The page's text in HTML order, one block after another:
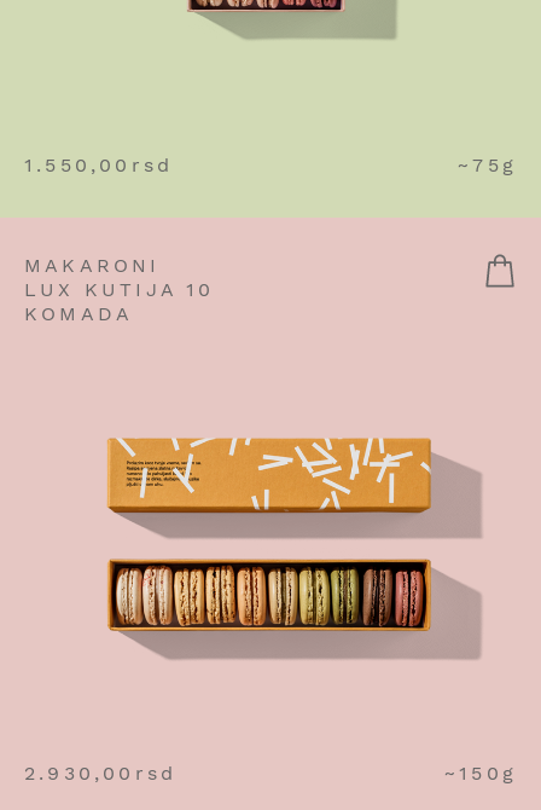
1.550,00 rsd ~75g
MAKARONI
LUX KUTIJA 10
KOMADA
2.930,00 rsd ~150g